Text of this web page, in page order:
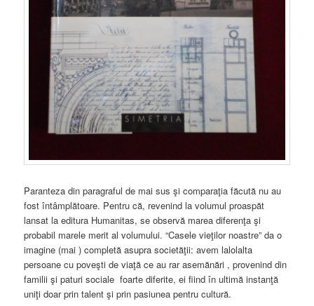
Paranteza din paragraful de mai sus şi comparaţia făcută nu au
fost întâmplătoare. Pentru că, revenind la volumul proaspăt
lansat la editura Humanitas, se observă marea diferenţa şi
probabil marele merit al volumului. “Casele vieţilor noastre” da o
imagine (mai ) completă asupra societăţii: avem lalolalta
persoane cu poveşti de viaţă ce au rar asemănări , provenind din
familii şi paturi sociale foarte diferite, ei fiind în ultimă instanţă
uniţi doar prin talent şi prin pasiunea pentru cultură.